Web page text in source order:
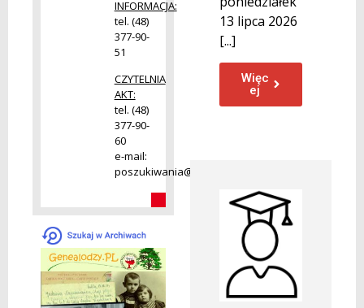
INFORMACJA:
tel. (48)
377-90-
51
CZYTELNIA
AKT:
tel. (48)
377-90-
60
e-mail:
poszukiwania@radom.archiwa.gov.pl
13 lipca 2026
[...]
Więc
ej